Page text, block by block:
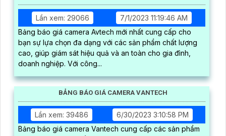
Lần xem: 29066
7/1/2023 11:19:46 AM
Bảng báo giá camera Avtech mới nhất cung cấp cho
bạn sự lựa chọn đa dạng với các sản phẩm chất lượng
cao, giúp giám sát hiệu quả và an toàn cho gia đình,
doanh nghiệp. Với công...
BẢNG BÁO GIÁ CAMERA VANTECH
Lần xem: 39486
6/30/2023 3:10:58 PM
Bảng báo giá camera Vantech cung cấp các sản phẩm